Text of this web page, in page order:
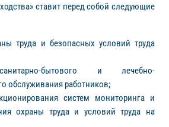
ставит перед собой следующие
труда и безопасных условий труда
бытового и лечебно-
обслуживания работников;
систем мониторинга и
охраны труда и условий труда на